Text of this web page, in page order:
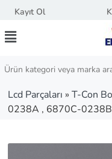
Kayıt Ol
Lcd Parçaları » T-Con
0238A , 6870C-0238B